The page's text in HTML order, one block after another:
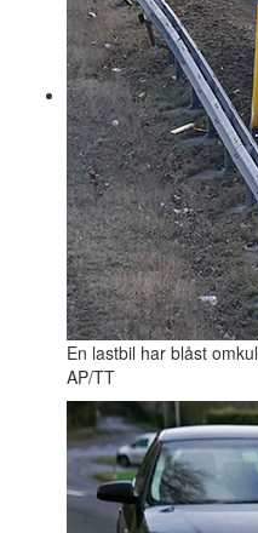
En lastbil har blåst
AP/TT